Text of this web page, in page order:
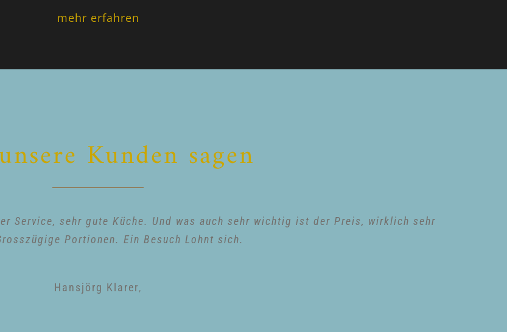
mehr erfahren
Kunden sagen
Service, sehr gute Küche. Und was auch sehr wichtig ist der Preis, wirklich sehr
Portionen. Ein Besuch Lohnt sich.
Hansjörg Klarer,